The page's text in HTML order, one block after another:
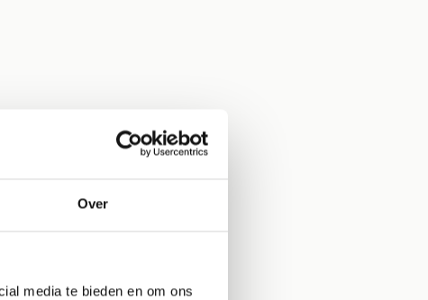
Over
media te bieden en om ons